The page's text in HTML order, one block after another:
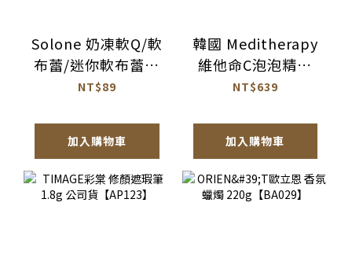
Solone 奶凍軟Q/軟
布蕾/迷你軟布蕾生
粉撲 單入/2入 公司
NT$89
加入購物車
韓國 Meditherapy
維他命C泡泡精華
100ml【AS066】
NT$639
加入購物車